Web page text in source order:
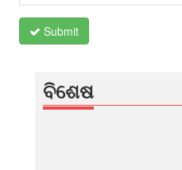
Submit
ବିଶେଷ